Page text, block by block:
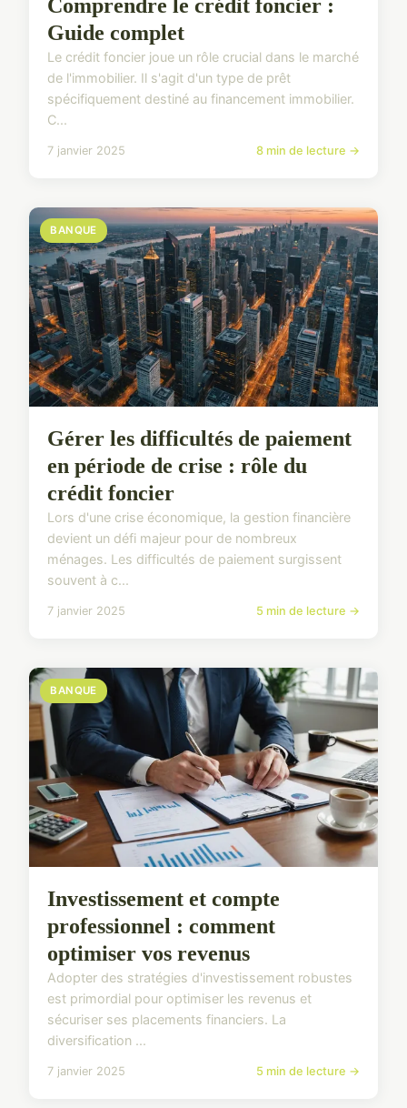
Comprendre le crédit foncier :
Guide complet
Le crédit foncier joue un rôle crucial dans le marché
de l'immobilier. Il s'agit d'un type de prêt
spécifiquement destiné au financement immobilier.
C...
7 janvier 2025 8 min de lecture →
BANQUE
Gérer les difficultés de paiement
en période de crise : rôle du
crédit foncier
Lors d'une crise économique, la gestion financière
devient un défi majeur pour de nombreux
ménages. Les difficultés de paiement surgissent
souvent à c...
7 janvier 2025 5 min de lecture →
BANQUE
Investissement et compte
professionnel : comment
optimiser vos revenus
Adopter des stratégies d'investissement robustes
est primordial pour optimiser les revenus et
sécuriser ses placements financiers. La
diversification ...
7 janvier 2025 5 min de lecture →